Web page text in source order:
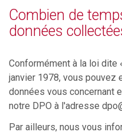
Combien de
données
Conformément à la loi dite
janvier 1978, vous pouvez
données vous concernant
notre DPO à l'adresse
Par ailleurs, nous vous